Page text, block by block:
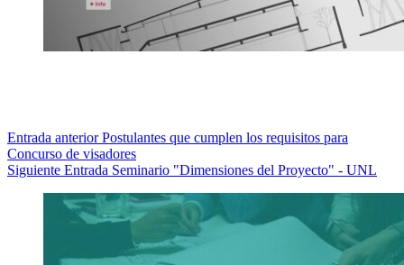
Entrada anteriorPostulantes que cumplen los requisitos para
Concurso de visadores
Siguiente Entrada Seminario "Dimensiones del Proyecto" - UNL